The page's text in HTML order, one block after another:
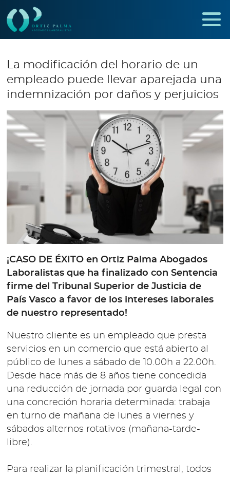
La modificación del horario de un
empleado puede llevar aparejada una
indemnización por daños y perjuicios
¡CASO DE ÉXITO en Ortiz Palma Abogados
Laboralistas que ha finalizado con Sentencia
firme del Tribunal Superior de Justicia de
País Vasco a favor de los intereses laborales
de nuestro representado!
Nuestro cliente es un empleado que presta
servicios en un comercio que está abierto al
público de lunes a sábado de 10.00h a 22.00h.
Desde hace más de 8 años tiene concedida
una reducción de jornada por guarda legal con
una concreción horaria determinada: trabaja
en turno de mañana de lunes a viernes y
sábados alternos rotativos (mañana-tarde-
libre).
Para realizar la planificación trimestral, todos